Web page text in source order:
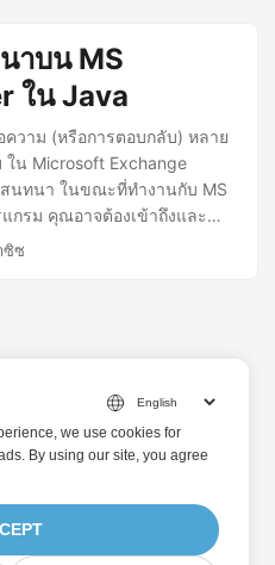
าบน MS
ใน Java
วาม (หรือการตอบกลับ) หลาย
น Microsoft Exchange
สนทนา ในขณะที่ทำงานกับ MS
กรม คุณอาจต้องเข้าถึงและ
คุณจะได้เรียนรู้วิธีค้นหา คัด
Exchange Server
ซิซ
we use cookies for
By using our site, you agree